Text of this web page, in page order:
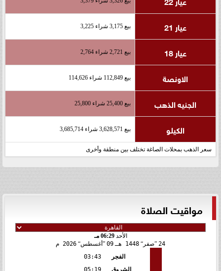
عيار 21 بيع 3,175 شراء 3,225
عيار 18 بيع 2,721 شراء 2,764
الاونصة بيع 112,849 شراء 114,626
الجنيه الذهب بيع 25,400 شراء 25,800
الكيلو بيع 3,628,571 شراء 3,685,714
سعر الذهب بمحلات الصاغة تختلف بين منطقة وأخرى
مواقيت الصلاة
الأحد06:29 مـ
24 صفر 1448 هـ 09 أغسطس 2026 م
الفجر
03:43
الشروق
05:19